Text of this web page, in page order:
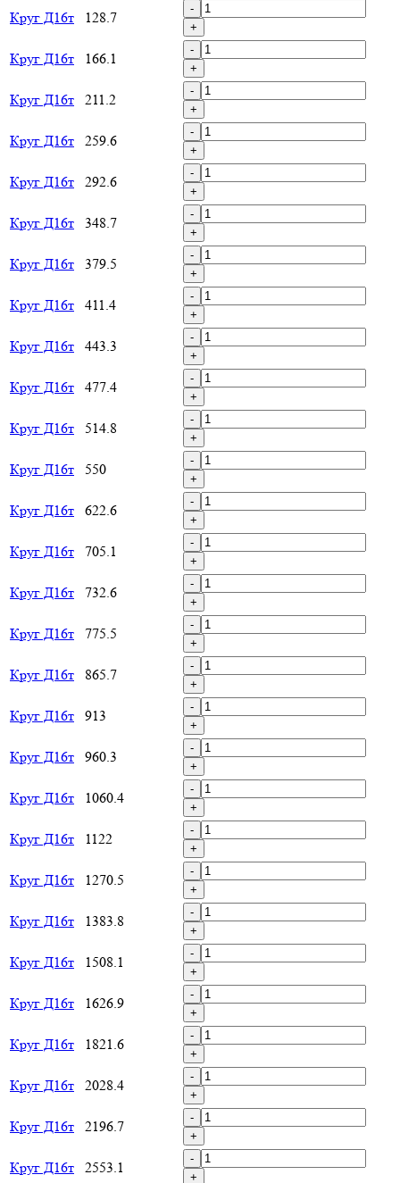
Круг Д16т 128.7
-
+
Круг Д16т 166.1
-
+
Круг Д16т 211.2
-
+
Круг Д16т 259.6
-
+
Круг Д16т 292.6
-
+
Круг Д16т 348.7
-
+
Круг Д16т 379.5
-
+
Круг Д16т 411.4
-
+
Круг Д16т 443.3
-
+
Круг Д16т 477.4
-
+
Круг Д16т 514.8
-
+
Круг Д16т 550
-
+
Круг Д16т 622.6
-
+
Круг Д16т 705.1
-
+
Круг Д16т 732.6
-
+
Круг Д16т 775.5
-
+
Круг Д16т 865.7
-
+
Круг Д16т 913
-
+
Круг Д16т 960.3
-
+
Круг Д16т 1060.4
-
+
Круг Д16т 1122
-
+
Круг Д16т 1270.5
-
+
Круг Д16т 1383.8
-
+
Круг Д16т 1508.1
-
+
Круг Д16т 1626.9
-
+
Круг Д16т 1821.6
-
+
Круг Д16т 2028.4
-
+
Круг Д16т 2196.7
-
+
Круг Д16т 2553.1
-
+